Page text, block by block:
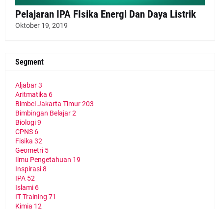
Pelajaran IPA FIsika Energi Dan Daya Listrik
Oktober 19, 2019
Segment
Aljabar3
Aritmatika 6
Bimbel Jakarta Timur203
Bimbingan Belajar2
Biologi9
CPNS 6
Fisika 32
Geometri 5
Ilmu Pengetahuan 19
Inspirasi8
IPA 52
Islami 6
IT Training 71
Kimia 12